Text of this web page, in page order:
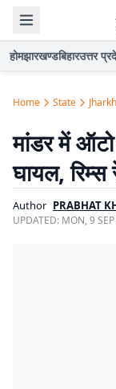
होमझारखण्डबिहारउत्तर
Home State
मांडर में
घायल,
Author PRABHAT
UPDATED: MON, 9